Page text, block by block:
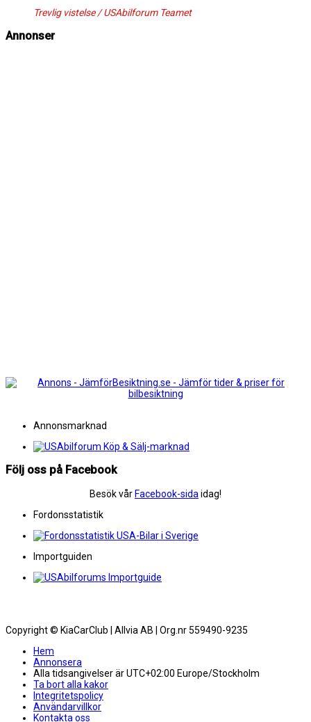
Trevlig vistelse / USAbilforum Teamet
Annonser
Annonsmarknad
Följ oss på Facebook
Besök vårFacebook-sida idag!
Fordonsstatistik
Importguiden
Copyright © KiaCarClub | Allvia AB | Org.nr 559490-9235
Hem
Annonsera
Alla tidsangivelser är UTC+02:00 Europe/Stockholm
Ta bort alla kakor
Integritetspolicy
Användarvillkor
Kontakta oss